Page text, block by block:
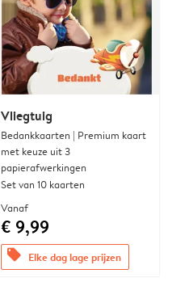
Vliegtuig
Bedankkaarten | Premium kaart
met keuze uit 3
papierafwerkingen
Set van 10 kaarten
Vanaf
€ 9,99
offers Elke dag lage prijzen